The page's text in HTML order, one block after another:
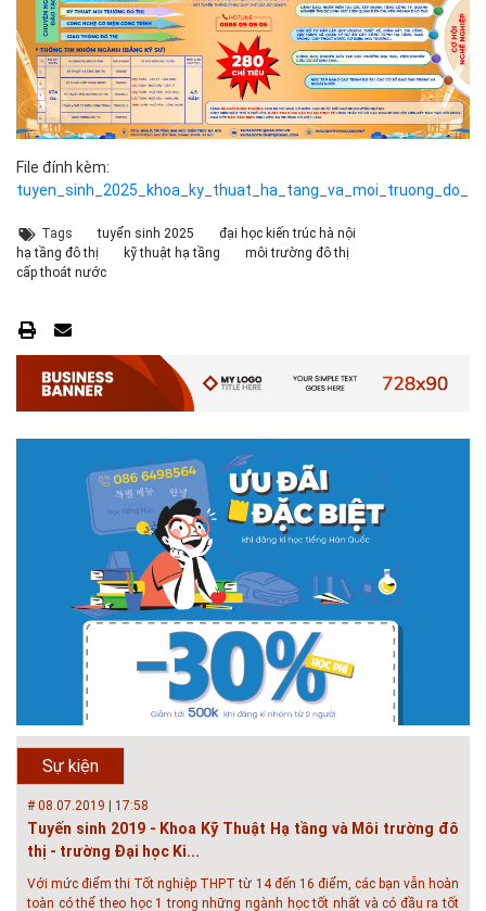
File đính kèm:
Tags tuyển sinh 2025
đại học kiến trúc hà nội
hạ tầng đô thị
kỹ thuật hạ tầng
môi trường đô thị
cấp thoát nước
Sự kiện
# 05.04.2025 | 17:16
Tuyển sinh 2025, Khoa kỹ thuật hạ tầng và môi trường đô thị
- Đại học Kiến trúc...
Thông tin tuyển sinh đại học 2025 Khoa kỹ thuật hạ tầng và môi trường
đô thị - Đại học Kiến trúc Hà Nội Tuyển sinh đại học với 280 chỉ tiêu, thời
gian đào tạo 4,5 năm
# 05.04.2020 | 20:30
GIAO LƯU TRỰC TUYẾN - TƯ VẤN TUYỂN SINH ĐẠI HỌC
CHÍNH QUY ĐẠI HỌC KIẾN TRÚC NĂM...
Năm nay, kỳ thi THPT quốc gia dự kiến diễn ra vào tháng 8. Trường Đại
học Kiến trúc Hà Nội chúc các bạn học sinh cuối cấp ôn thi thật tốt MỜI
QUÝ PHỤ HUYNH VÀ CÁC EM ĐÓN XEM GIAO LƯU TRỰC TUYẾN "TƯ
VẤN TUYỂN SINH ĐẠI H...
# 08.07.2019 | 17:58
Tuyến sinh 2019 - Khoa Kỹ Thuật Hạ tầng và Môi trường đô
thị - trường Đại học Ki...
Với mức điểm thi Tốt nghiệp THPT từ 14 đến 16 điểm, các bạn vẫn hoàn
toàn có thể theo học 1 trong những ngành học tốt nhất và có đầu ra tốt